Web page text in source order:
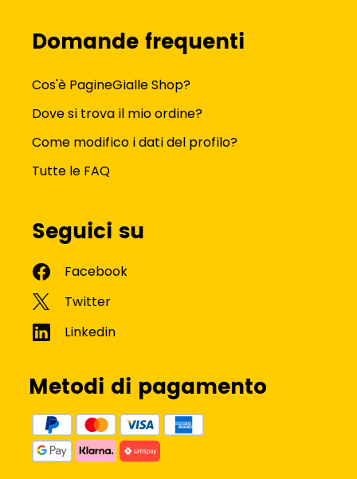
Domande frequenti
Cos'è PagineGialle Shop?
Dove si trova il mio ordine?
Come modifico i dati del profilo?
Tutte le FAQ
Seguici su
Metodi di pagamento